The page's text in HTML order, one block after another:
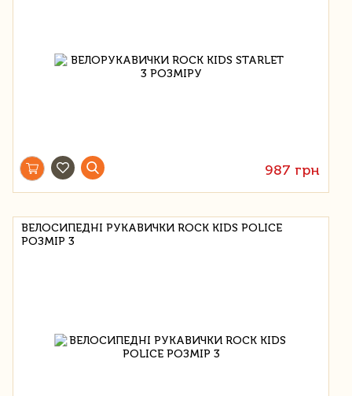
987 грн
ВЕЛОСИПЕДНІ РУКАВИЧКИ ROCK KIDS POLICE
РОЗМІР 3